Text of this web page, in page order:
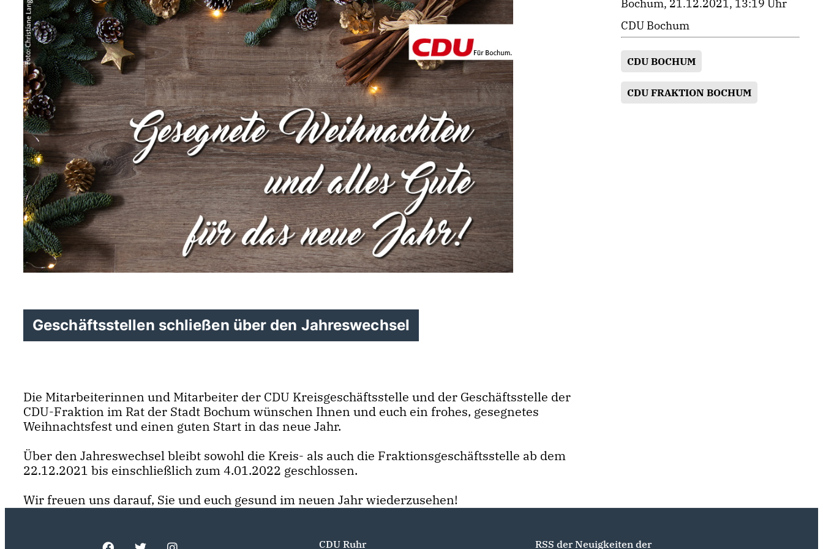
Geschäftsstellen schließen über den Jahreswechsel
Die Mitarbeiterinnen und Mitarbeiter der CDU Kreisgeschäftsstelle und der Geschäftsstelle der
CDU-Fraktion im Rat der Stadt Bochum wünschen Ihnen und euch ein frohes, gesegnetes
Weihnachtsfest und einen guten Start in das neue Jahr.
Über den Jahreswechsel bleibt sowohl die Kreis- als auch die Fraktionsgeschäftsstelle ab dem
22.12.2021 bis einschließlich zum 4.01.2022 geschlossen.
Wir freuen uns darauf, Sie und euch gesund im neuen Jahr wiederzusehen!
Bochum, 21.12.2021, 13:19 Uhr
CDU Bochum
CDU BOCHUM
CDU FRAKTION BOCHUM
CDU Ruhr RSS der Neuigkeiten der